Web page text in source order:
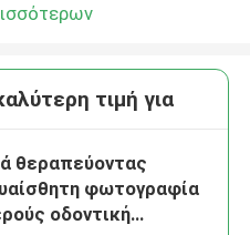
τιμή για
θεραπεύοντας
φωτογραφία
οδοντική